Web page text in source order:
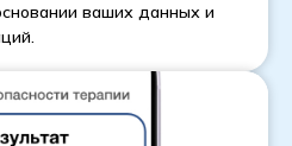
ваших данных и